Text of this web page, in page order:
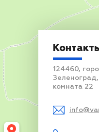
124460,
Зеленоград,
комната 22